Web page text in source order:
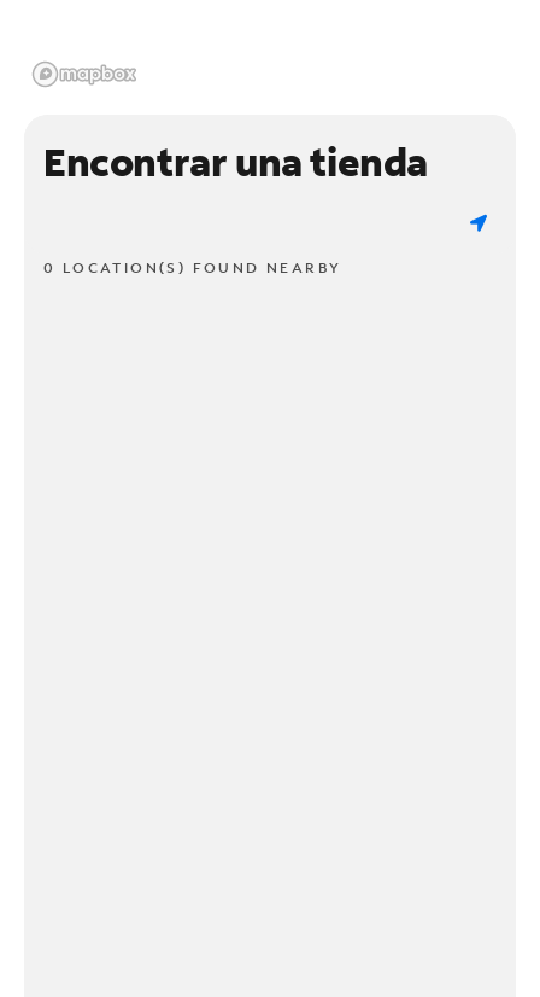
Encontrar una tienda
0 LOCATION(S) FOUND NEARBY